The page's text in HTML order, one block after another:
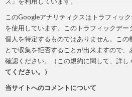
このGoogleアナリティクスはトラフィッ
を使用しています。このトラフィックデー
個人を特定するものではありません。この
とで収集を拒否することが出来ますので
確認ください。（この規約に関して、詳し
てください。）
当サイトへのコメントについて